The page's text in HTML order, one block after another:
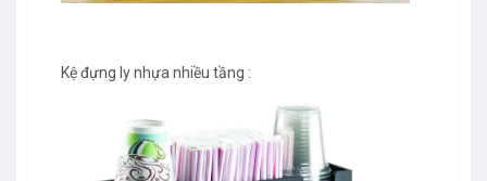
Kệ đựng ly nhựa nhiều tầng :